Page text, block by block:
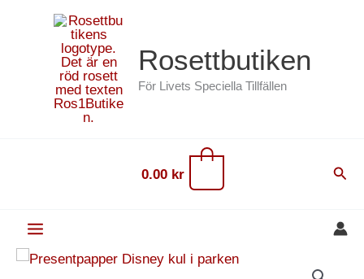
Rosettbutiken
För Livets Speciella Tillfällen
0.00 kr Sök
Presentpapper